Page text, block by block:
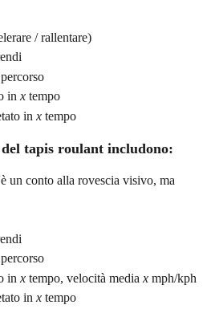
/ rallentare)
in x tempo
in x tempo
tapis roulant includono:
un conto alla rovescia visivo, ma
in x tempo, velocità media x mph/kph
in x tempo